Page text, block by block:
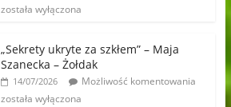
została wyłączona
„Sekrety ukryte za szkłem” – Maja
Szanecka – Żołdak
14/07/2026
Możliwość komentowania
została wyłączona